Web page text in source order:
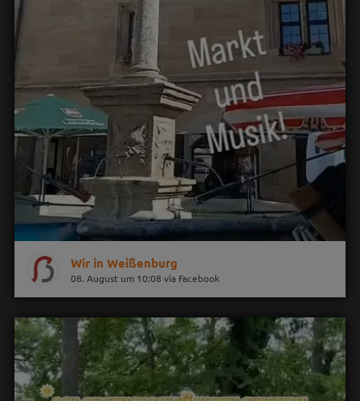
Wir in Weißenburg
08. August um 10:08 via Facebook